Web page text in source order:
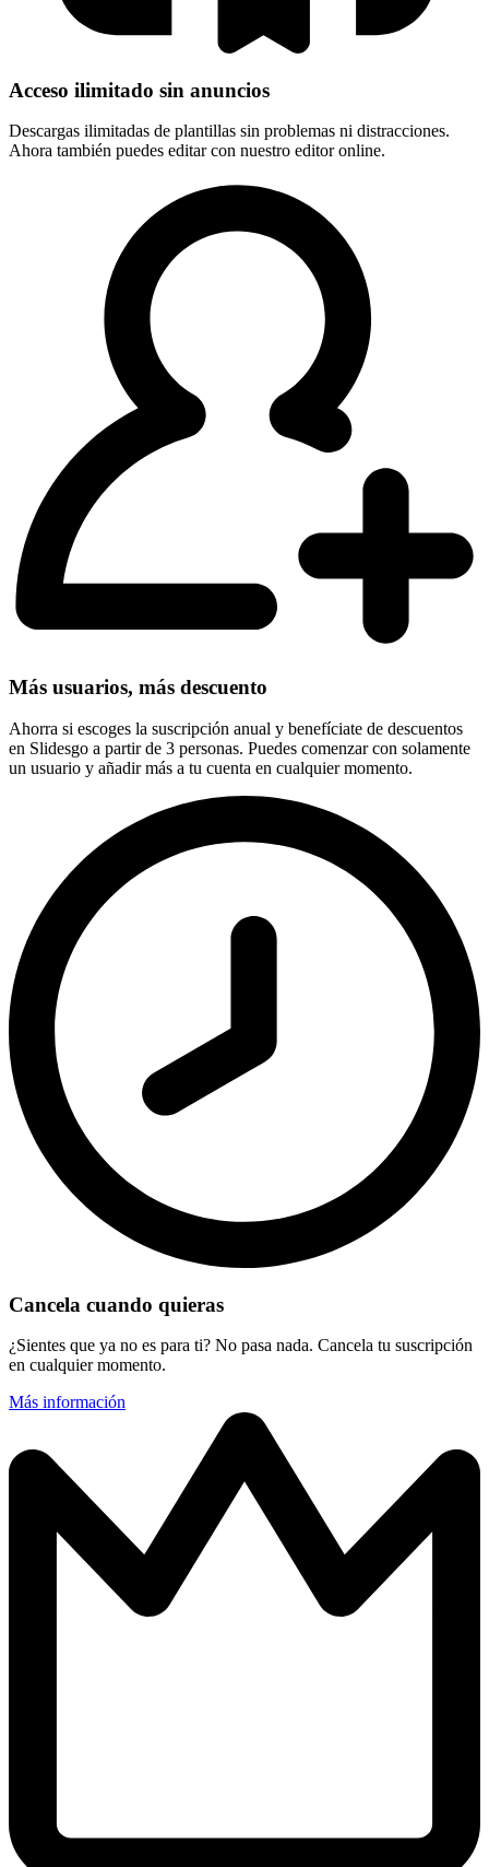
Acceso ilimitado sin anuncios
Descargas ilimitadas de plantillas sin problemas ni distracciones.
Ahora también puedes editar con nuestro editor online.
Más usuarios, más descuento
Ahorra si escoges la suscripción anual y benefíciate de descuentos
en Slidesgo a partir de 3 personas. Puedes comenzar con solamente
un usuario y añadir más a tu cuenta en cualquier momento.
Cancela cuando quieras
¿Sientes que ya no es para ti? No pasa nada. Cancela tu suscripción
en cualquier momento.
Más información